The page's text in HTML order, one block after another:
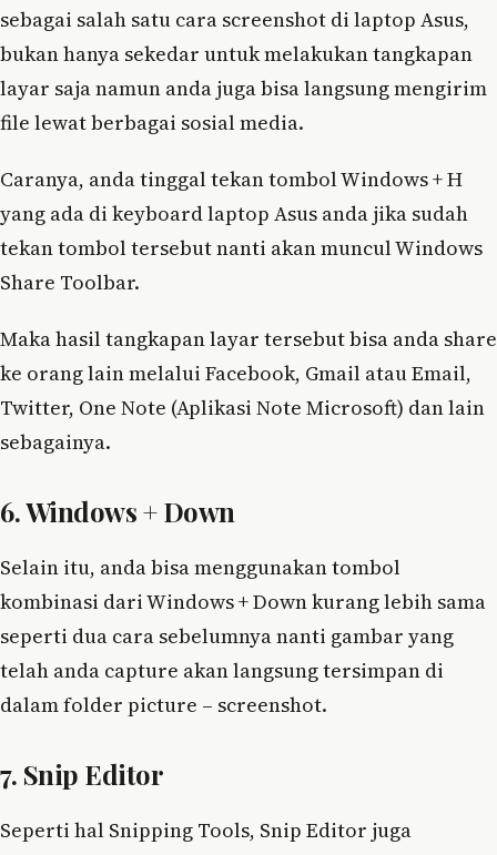
sebagai salah satu cara screenshot di laptop Asus,
bukan hanya sekedar untuk melakukan tangkapan
layar saja namun anda juga bisa langsung mengirim
file lewat berbagai sosial media.
Caranya, anda tinggal tekan tombol Windows + H
yang ada di keyboard laptop Asus anda jika sudah
tekan tombol tersebut nanti akan muncul Windows
Share Toolbar.
Maka hasil tangkapan layar tersebut bisa anda share
ke orang lain melalui Facebook, Gmail atau Email,
Twitter, One Note (Aplikasi Note Microsoft) dan lain
sebagainya.
6. Windows + Down
Selain itu, anda bisa menggunakan tombol
kombinasi dari Windows + Down kurang lebih sama
seperti dua cara sebelumnya nanti gambar yang
telah anda capture akan langsung tersimpan di
dalam folder picture – screenshot.
7. Snip Editor
Seperti hal Snipping Tools, Snip Editor juga